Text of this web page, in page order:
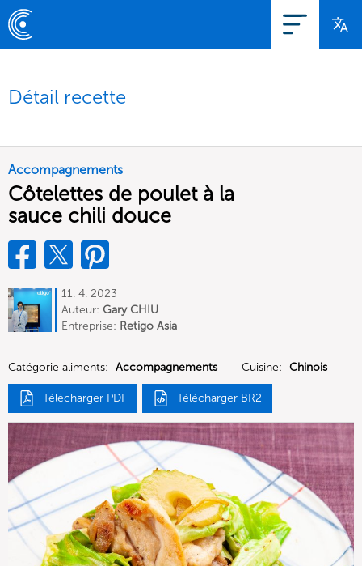
Détail recette
Accompagnements
Côtelettes de poulet à la
sauce chili douce
11. 4. 2023
Auteur: Gary CHIU
Entreprise: Retigo Asia
Catégorie aliments: Accompagnements Cuisine: Chinois
Télécharger PDF Télécharger BR2